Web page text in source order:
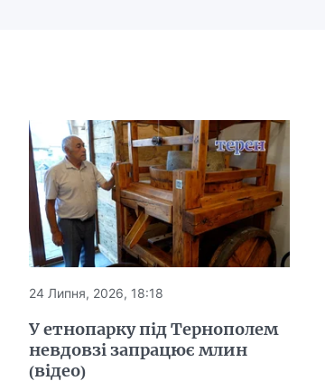
24 Липня, 2026, 18:18
У етнопарку під Тернополем
невдовзі запрацює млин
(відео)